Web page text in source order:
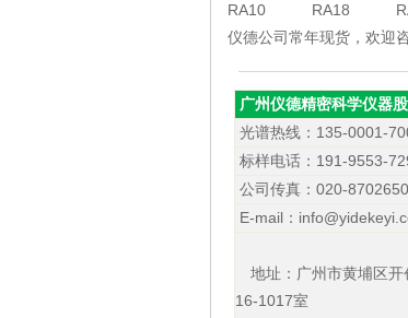
RA10 RA18
仪德公司常年现货，欢迎
广州仪德精密科学仪器
光谱热线：135-0001-
标样电话：191-9553-
公司传真：020-
E-mail：
地址：广州市黄埔区开
16-1017室